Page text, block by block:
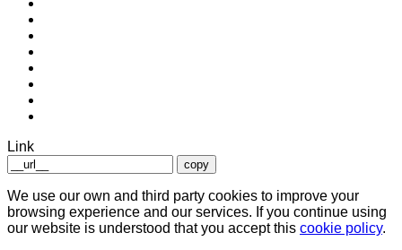
Link
copy
We use our own and third party cookies to improve your
browsing experience and our services. If you continue using
our website is understood that you accept this cookie policy.